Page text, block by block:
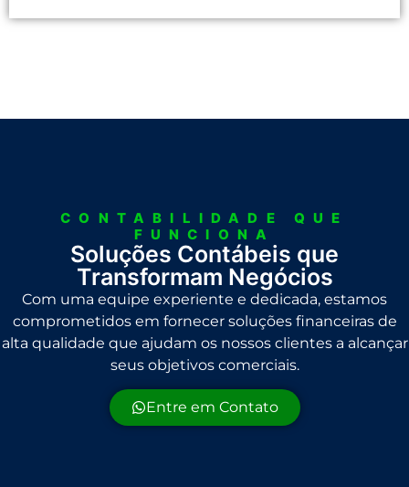
CONTABILIDADE QUE
FUNCIONA
Soluções Contábeis que
Transformam Negócios
Com uma equipe experiente e dedicada, estamos
comprometidos em fornecer soluções financeiras de
alta qualidade que ajudam os nossos clientes a alcançar
seus objetivos comerciais.
Entre em Contato